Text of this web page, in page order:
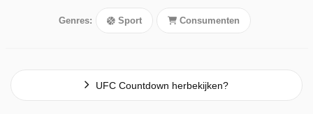
Genres: Sport Consumenten
UFC Countdown herbekijken?